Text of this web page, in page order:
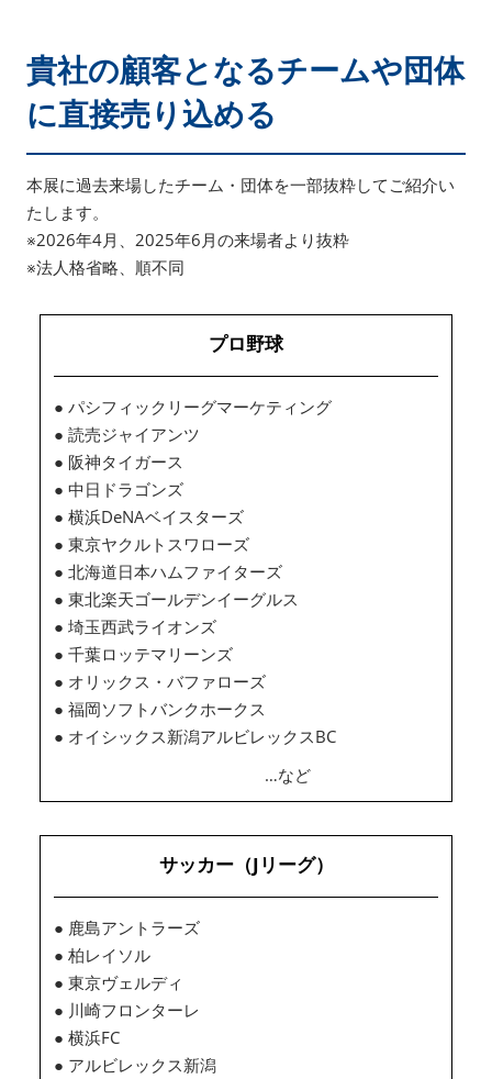
貴社の顧客となるチームや団体
に直接売り込める
本展に過去来場したチーム・団体を一部抜粋してご紹介い
たします。
※2026年4月、2025年6月の来場者より抜粋
※法人格省略、順不同
プロ野球
● パシフィックリーグマーケティング
● 読売ジャイアンツ
● 阪神タイガース
● 中日ドラゴンズ
● 横浜DeNAベイスターズ
● 東京ヤクルトスワローズ
● 北海道日本ハムファイターズ
● 東北楽天ゴールデンイーグルス
● 埼玉西武ライオンズ
● 千葉ロッテマリーンズ
● オリックス・バファローズ
● 福岡ソフトバンクホークス
● オイシックス新潟アルビレックスBC
…など
サッカー（Jリーグ）
● 鹿島アントラーズ
● 柏レイソル
● 東京ヴェルディ
● 川崎フロンターレ
● 横浜FC
● アルビレックス新潟